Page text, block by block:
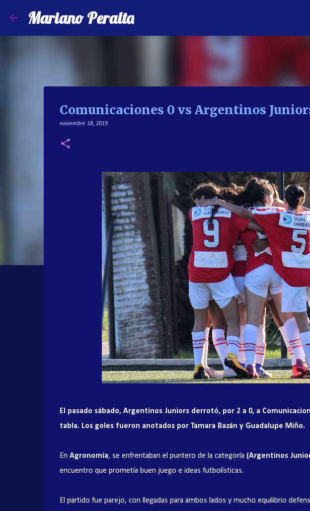
Mariano Peralta
Comunicaciones 0 vs Argentinos
noviembre 18, 2019
El pasado sábado, Argentinos Juniors derrotó, por 2 a 0, a
tabla. Los goles fueron anotados por Tamara Bazán y Guadalupe Miño.
En Agronomía, se enfrentaban el puntero de la categoría (Argentinos
encuentro que prometía buen juego e ideas futbolísticas.
El partido fue parejo, con llegadas para ambos lados y mucho equilibrio